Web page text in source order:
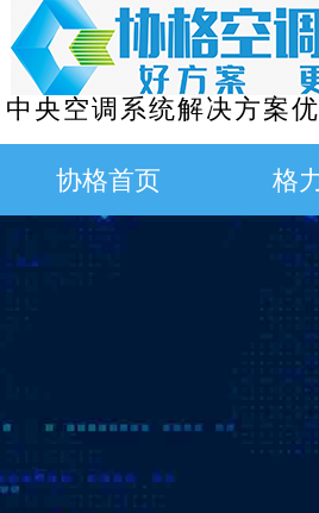
中央空调系统解决方案
协格首页 格